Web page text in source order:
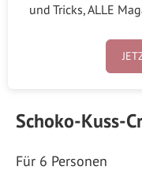
und Tricks, ALLE
Schoko-Kuss-
Für 6 Personen